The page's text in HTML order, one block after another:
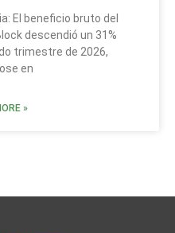
El beneficio bruto del
descendió un 31%
trimestre de 2026,
en
»